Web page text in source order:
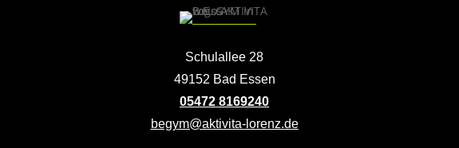
Schulallee 28
49152 Bad Essen
05472 8169240
begym@aktivita-lorenz.de